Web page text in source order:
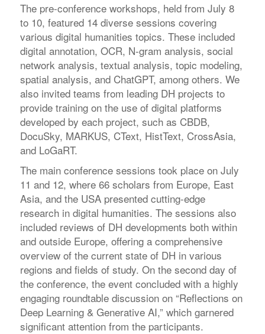
The pre-conference workshops, held from July 8
to 10, featured 14 diverse sessions covering
various digital humanities topics. These included
digital annotation, OCR, N-gram analysis, social
network analysis, textual analysis, topic modeling,
spatial analysis, and ChatGPT, among others. We
also invited teams from leading DH projects to
provide training on the use of digital platforms
developed by each project, such as CBDB,
DocuSky, MARKUS, CText, HistText, CrossAsia,
and LoGaRT.
The main conference sessions took place on July
11 and 12, where 66 scholars from Europe, East
Asia, and the USA presented cutting-edge
research in digital humanities. The sessions also
included reviews of DH developments both within
and outside Europe, offering a comprehensive
overview of the current state of DH in various
regions and fields of study. On the second day of
the conference, the event concluded with a highly
engaging roundtable discussion on “Reflections on
Deep Learning & Generative AI,” which garnered
significant attention from the participants.